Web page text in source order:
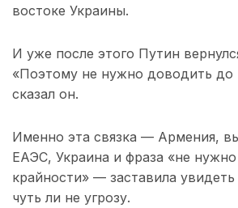
востоке Украины.
И уже после этого Путин
«Поэтому не нужно доводить
сказал он.
Именно эта связка — Армения,
ЕАЭС, Украина и фраза «не
крайности» — заставила
чуть ли не угрозу.